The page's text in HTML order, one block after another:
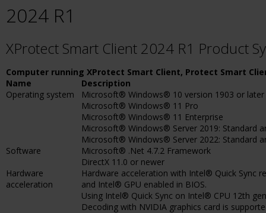
2024 R1
XProtect Smart Client 2024 R1 Product
Computer running XProtect Smart Client, Protect Smart
Name
Description
Operating system
Microsoft® Windows® 10 version 1903 or later
Microsoft® Windows® 11 Pro
Microsoft® Windows® 11 Enterprise
Microsoft® Windows® Server 2019: Standard
Microsoft® Windows® Server 2022: Standard
Software
Microsoft® .Net 4.7.2 Framework
DirectX 11.0 or newer
Hardware
acceleration
Hardware acceleration with Intel® Quick Sync
and Intel® GPU enabled in BIOS.
Using Intel® Quick Sync on Intel® CPU 12th
Decoding with NVIDIA graphics card is